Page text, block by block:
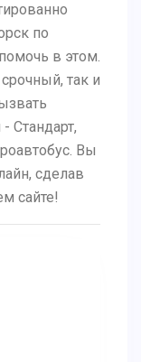
по
в этом.
так и
Стандарт,
Вы
сделав
сайте!